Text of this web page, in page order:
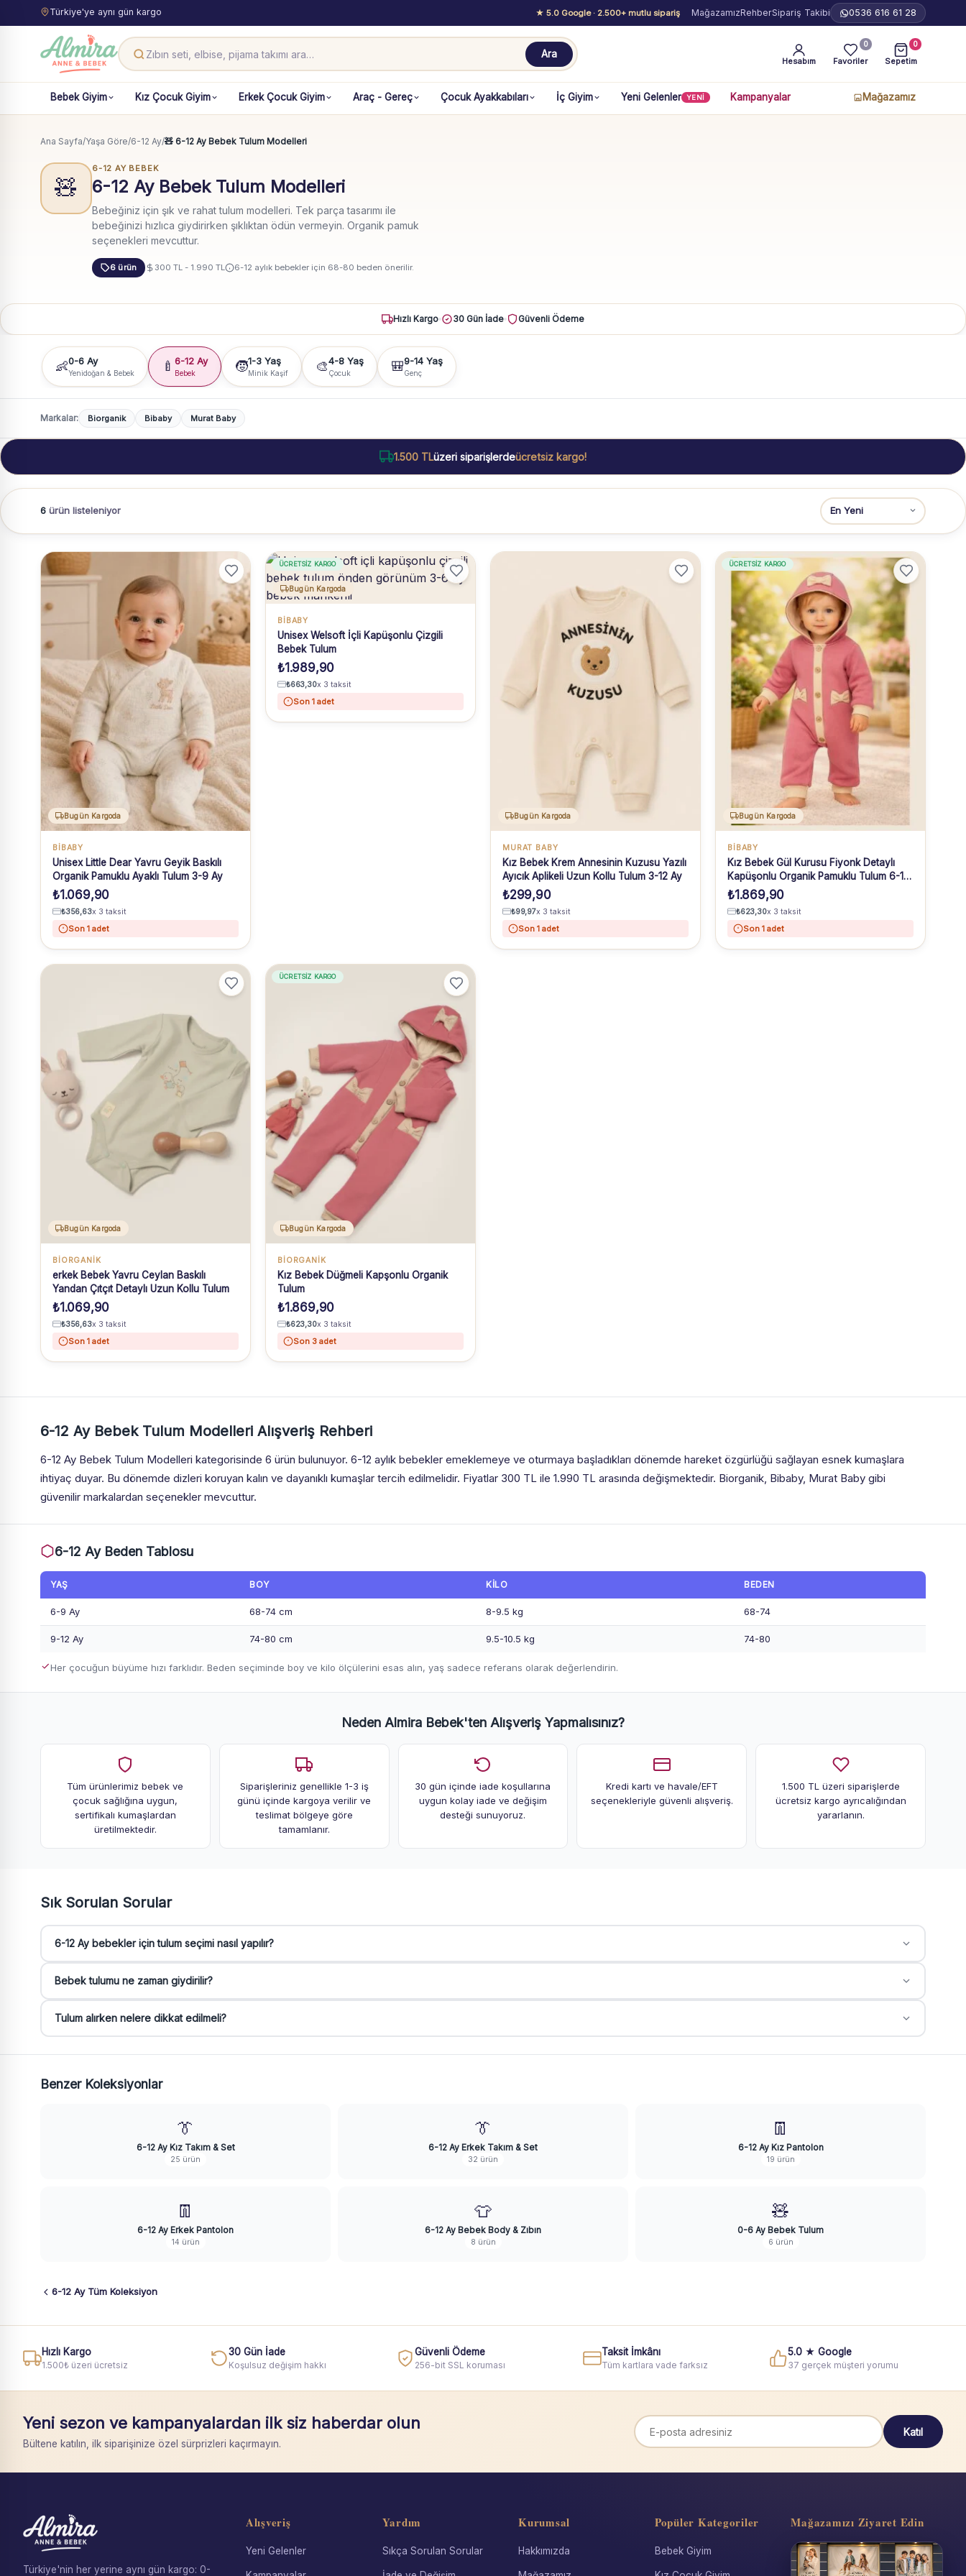
Türkiye'ye aynı gün kargo ★ 5.0 Google· 2.500+ mutlu sipariş MağazamızRehberSipariş Takibi 0536 616 61 28
Ara
Hesabım Favoriler
0
Sepetim
0
Bebek Giyim Kız Çocuk Giyim Erkek Çocuk Giyim Araç - Gereç Çocuk Ayakkabıları İç Giyim Yeni Gelenler YENİ Kampanyalar Mağazamız
Ana Sayfa/Yaşa Göre/6-12 Ay/🧸 6-12 Ay Bebek Tulum Modelleri
🧸
6-12 AY BEBEK
6-12 Ay Bebek Tulum Modelleri
Bebeğiniz için şık ve rahat tulum modelleri. Tek parça tasarımı ile
bebeğinizi hızlıca giydirirken şıklıktan ödün vermeyin. Organik pamuk
seçenekleri mevcuttur.
6 ürün 300 TL - 1.990 TL 6-12 aylık bebekler için 68-80 beden önerilir.
Hızlı Kargo 30 Gün İade Güvenli Ödeme
👶0-6 Ay
Yenidoğan & Bebek 🍼 6-12 Ay
Bebek 🧒1-3 Yaş
Minik Kaşif 🎨4-8 Yaş
Çocuk 🎒9-14 Yaş
Genç
Markalar: Biorganik Bibaby Murat Baby
1.500 TLüzeri siparişlerdeücretsiz kargo!
6 ürün listeleniyor
Bugün Kargoda
BIBABY
Unisex Little Dear Yavru Geyik Baskılı
Organik Pamuklu Ayaklı Tulum 3-9 Ay
₺1.069,90
₺356,63x 3 taksit
Son 1 adet
ÜCRETSIZ KARGO
Bugün Kargoda
BIBABY
Unisex Welsoft İçli Kapüşonlu Çizgili
Bebek Tulum
₺1.989,90
₺663,30x 3 taksit
Son 1 adet
Bugün Kargoda
MURAT BABY
Kız Bebek Krem Annesinin Kuzusu Yazılı
Ayıcık Aplikeli Uzun Kollu Tulum 3-12 Ay
₺299,90
₺99,97x 3 taksit
Son 1 adet
ÜCRETSIZ KARGO
Bugün Kargoda
BIBABY
Kız Bebek Gül Kurusu Fiyonk Detaylı
Kapüşonlu Organik Pamuklu Tulum 6-18
Ay
₺1.869,90
₺623,30x 3 taksit
Son 1 adet
Bugün Kargoda
BIORGANIK
erkek Bebek Yavru Ceylan Baskılı
Yandan Çıtçıt Detaylı Uzun Kollu Tulum
₺1.069,90
₺356,63x 3 taksit
Son 1 adet
ÜCRETSIZ KARGO
Bugün Kargoda
BIORGANIK
Kız Bebek Düğmeli Kapşonlu Organik
Tulum
₺1.869,90
₺623,30x 3 taksit
Son 3 adet
6-12 Ay Bebek Tulum Modelleri Alışveriş Rehberi
6-12 Ay Bebek Tulum Modelleri kategorisinde 6 ürün bulunuyor. 6-12 aylık bebekler emeklemeye ve oturmaya başladıkları dönemde hareket özgürlüğü sağlayan esnek kumaşlara
ihtiyaç duyar. Bu dönemde dizleri koruyan kalın ve dayanıklı kumaşlar tercih edilmelidir. Fiyatlar 300 TL ile 1.990 TL arasında değişmektedir. Biorganik, Bibaby, Murat Baby gibi
güvenilir markalardan seçenekler mevcuttur.
6-12 Ay Beden Tablosu
YAŞ BOY KILO BEDEN
6-9 Ay 68-74 cm 8-9.5 kg 68-74
9-12 Ay 74-80 cm 9.5-10.5 kg 74-80
Her çocuğun büyüme hızı farklıdır. Beden seçiminde boy ve kilo ölçülerini esas alın, yaş sadece referans olarak değerlendirin.
Neden Almira Bebek'ten Alışveriş Yapmalısınız?
Tüm ürünlerimiz bebek ve
çocuk sağlığına uygun,
sertifikalı kumaşlardan
üretilmektedir.
Siparişleriniz genellikle 1-3 iş
günü içinde kargoya verilir ve
teslimat bölgeye göre
tamamlanır.
30 gün içinde iade koşullarına
uygun kolay iade ve değişim
desteği sunuyoruz.
Kredi kartı ve havale/EFT
seçenekleriyle güvenli alışveriş.
1.500 TL üzeri siparişlerde
ücretsiz kargo ayrıcalığından
yararlanın.
Sık Sorulan Sorular
6-12 Ay bebekler için tulum seçimi nasıl yapılır?
Bebek tulumu ne zaman giydirilir?
Tulum alırken nelere dikkat edilmeli?
Benzer Koleksiyonlar
👔
6-12 Ay Kız Takım & Set
25 ürün
👔
6-12 Ay Erkek Takım & Set
32 ürün
👖
6-12 Ay Kız Pantolon
19 ürün
👖
6-12 Ay Erkek Pantolon
14 ürün
👕
6-12 Ay Bebek Body & Zıbın
8 ürün
🧸
0-6 Ay Bebek Tulum
6 ürün
6-12 Ay Tüm Koleksiyon
Hızlı Kargo
1.500₺ üzeri ücretsiz
30 Gün İade
Koşulsuz değişim hakkı
Güvenli Ödeme
256-bit SSL koruması
Taksit İmkânı
Tüm kartlara vade farksız
5.0 ★ Google
37 gerçek müşteri yorumu
Yeni sezon ve kampanyalardan ilk siz haberdar olun
Bültene katılın, ilk siparişinize özel sürprizleri kaçırmayın.
Katıl
Türkiye'nin her yerine aynı gün kargo: 0-
Alışveriş
Yeni Gelenler
Yardım
Sıkça Sorulan Sorular
Kurumsal
Hakkımızda
Popüler Kategoriler
Bebek Giyim
Mağazamızı Ziyaret Edin